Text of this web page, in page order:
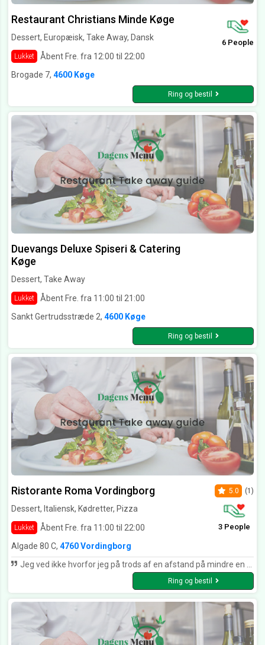
Restaurant Christians Minde Køge
Dessert, Europæisk, Take Away, Dansk
Lukket Åbent Fre. fra 12:00 til 22:00
6 People
Brogade 7, 4600 Køge
Ring og bestil
Duevangs Deluxe Spiseri & Catering
Køge
Dessert, Take Away
Lukket
Åbent Fre. fra 11:00 til 21:00
Sankt Gertrudsstræde 2, 4600 Køge
Ring og bestil
Ristorante Roma Vordingborg
Dessert, Italiensk, Kødretter, Pizza
Lukket Åbent Fre. fra 11:00 til 22:00
5.0 (1)
3 People
Algade 80 C, 4760 Vordingborg
Jeg ved ikke hvorfor jeg på trods af en afstand på mindre en halvtreds meter fra hvor jeg bor. Ikke har besøgt Roma noget oftere. Nu har jeg inden for de sidste tre uger, besøgt Roma og det har begge gange været en rigtig god oplevelse med veltilberedt mad i hyggelige omgivelser. Maden er autentisk og personalet er søde og rare.. Jeg siger tak for dejlig mad og vi ses snart igen :-)
Ring og bestil